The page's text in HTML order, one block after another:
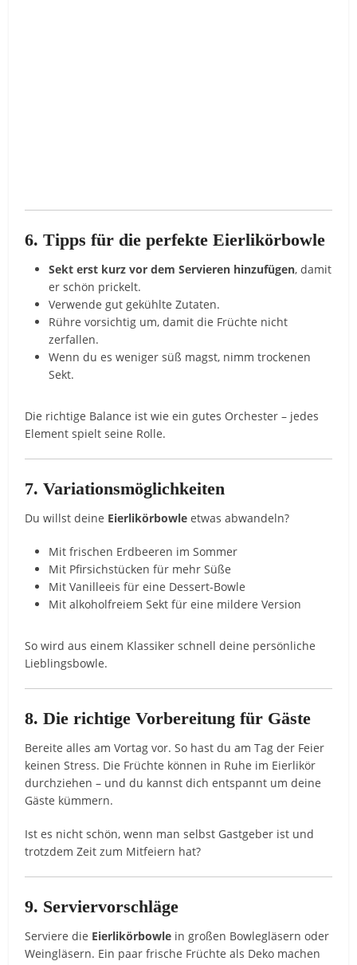
6. Tipps für die perfekte Eierlikörbowle
Sekt erst kurz vor dem Servieren hinzufügen, damit
er schön prickelt.
Verwende gut gekühlte Zutaten.
Rühre vorsichtig um, damit die Früchte nicht
zerfallen.
Wenn du es weniger süß magst, nimm trockenen
Sekt.
Die richtige Balance ist wie ein gutes Orchester – jedes
Element spielt seine Rolle.
7. Variationsmöglichkeiten
Du willst deine Eierlikörbowle etwas abwandeln?
Mit frischen Erdbeeren im Sommer
Mit Pfirsichstücken für mehr Süße
Mit Vanilleeis für eine Dessert-Bowle
Mit alkoholfreiem Sekt für eine mildere Version
So wird aus einem Klassiker schnell deine persönliche
Lieblingsbowle.
8. Die richtige Vorbereitung für Gäste
Bereite alles am Vortag vor. So hast du am Tag der Feier
keinen Stress. Die Früchte können in Ruhe im Eierlikör
durchziehen – und du kannst dich entspannt um deine
Gäste kümmern.
Ist es nicht schön, wenn man selbst Gastgeber ist und
trotzdem Zeit zum Mitfeiern hat?
9. Serviervorschläge
Serviere die Eierlikörbowle in großen Bowlegläsern oder
Weingläsern. Ein paar frische Früchte als Deko machen